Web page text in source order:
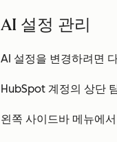
AI 설정 관리
AI 설정을 변경하려면
HubSpot 계정의 상단
왼쪽 사이드바 메뉴에서